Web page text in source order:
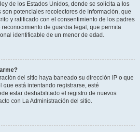
de los Estados Unidos, donde se solicita a los
son potenciales recolectores de información, que
y ratificado con el consentimiento de los padres
de guardia legal, que permita
identificable de un menor de edad.
del sitio haya baneado su dirección IP o que
que está intentando registrarse, esté
estar deshabilitado el registro de nuevos
con La Administración del sitio.